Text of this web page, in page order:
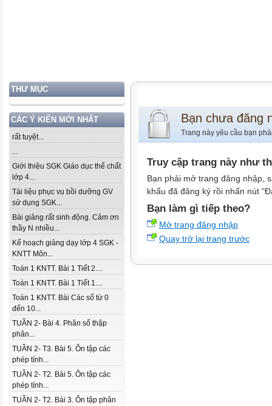
THƯ MỤC
CÁC Ý KIẾN MỚI NHẤT
rất tuyệt...
...
Giới thiệu SGK Giáo dục thể chất
lớp 4...
Tài liệu phục vụ bồi dưỡng GV
sử dụng SGK...
Bài giảng rất sinh động. Cảm ơn
thầy N nhiều...
Kế hoạch giảng dạy lớp 4 SGK -
KNTT Môn...
Toán 1 KNTT. Bài 1 Tiết 2....
Toán 1 KNTT. Bài 1 Tiết 1....
Toán 1 KNTT. Bài Các số từ 0
đến 10...
TUẦN 2- Bài 4. Phân số thập
phân...
TUẦN 2- T3. Bài 5. Ôn tập các
phép tính...
TUẦN 2- T2. Bài 5. Ôn tập các
phép tính...
TUẦN 2- T2. Bài 3. Ôn tập phân
Bạn chưa đăng
Trang này yêu cầu bạn
Truy cập trang này như
Bạn phải mở trang đăng nhập,
khẩu đã đăng ký rồi nhấn nút
Bạn làm gì tiếp theo?
Mở trang đăng nhập
Quay trở lại trang trước